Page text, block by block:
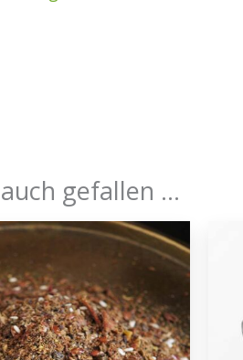
gefallen …